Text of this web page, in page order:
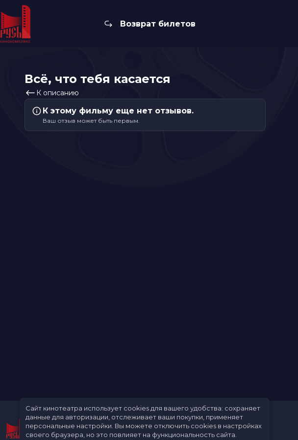
Возврат билетов
Всё, что тебя касается
К описанию
К этому фильму еще нет отзывов.
Ваш отзыв может быть первым.
Сайт кинотеатра использует cookies для вашего удобства: сохраняет
данные для авторизации, отслеживает ваши покупки, применяет
персональные настройки. Вы можете отключить cookies в настройках
своего браузера, но это повлияет на функциональность сайта.